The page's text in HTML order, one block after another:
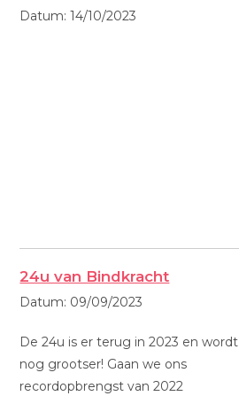
Datum:14/10/2023
24u van Bindkracht
Datum: 09/09/2023
De 24u is er terug in 2023 en wordt
nog grootser! Gaan we ons
recordopbrengst van 2022